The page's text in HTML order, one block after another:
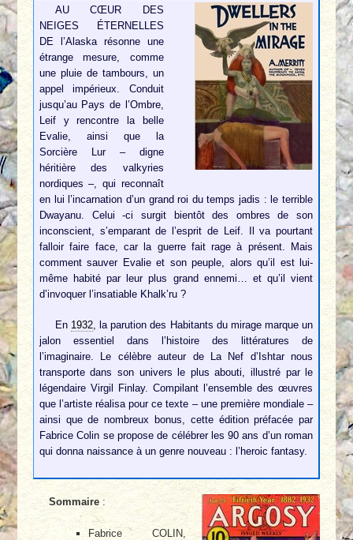
AU CŒUR DES
NEIGES ÉTERNELLES
DE l’Alaska résonne une
étrange mesure, comme
une pluie de tambours, un
appel impérieux. Conduit
jusqu’au Pays de l’Ombre,
Leif y rencontre la belle
Evalie, ainsi que la
Sorcière Lur – digne
héritière des valkyries
nordiques –, qui reconnaît
en lui l’incarnation d’un grand roi du temps jadis : le terrible
Dwayanu. Celui -ci surgit bientôt des ombres de son
inconscient, s’emparant de l’esprit de Leif. Il va pourtant
falloir faire face, car la guerre fait rage à présent. Mais
comment sauver Evalie et son peuple, alors qu’il est lui-
même habité par leur plus grand ennemi… et qu’il vient
d’invoquer l’insatiable Khalk’ru ?
En 1932, la parution des Habitants du mirage marque un
jalon essentiel dans l’histoire des littératures de
l’imaginaire. Le célèbre auteur de La Nef d’Ishtar nous
transporte dans son univers le plus abouti, illustré par le
légendaire Virgil Finlay. Compilant l’ensemble des œuvres
que l’artiste réalisa pour ce texte – une première mondiale –
ainsi que de nombreux bonus, cette édition préfacée par
Fabrice Colin se propose de célébrer les 90 ans d’un roman
qui donna naissance à un genre nouveau : l’heroic fantasy.
Sommaire :
Fabrice COLIN,